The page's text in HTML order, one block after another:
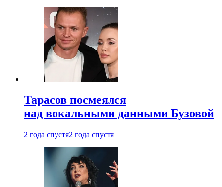
Тарасов посмеялся
над вокальными данными Бузовой
2 года спустя2 года спустя